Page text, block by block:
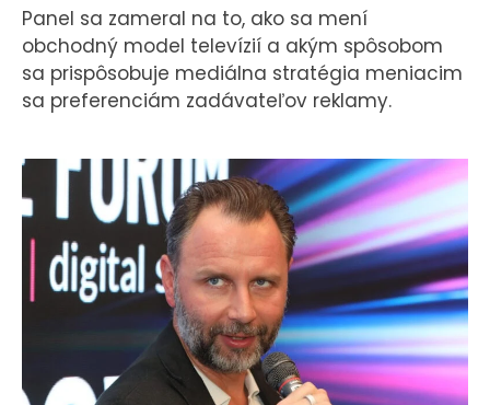
Panel sa zameral na to, ako sa mení
obchodný model televízií a akým spôsobom
sa prispôsobuje mediálna stratégia meniacim
sa preferenciám zadávateľov reklamy.